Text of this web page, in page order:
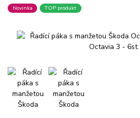
Novinka TOP produkt